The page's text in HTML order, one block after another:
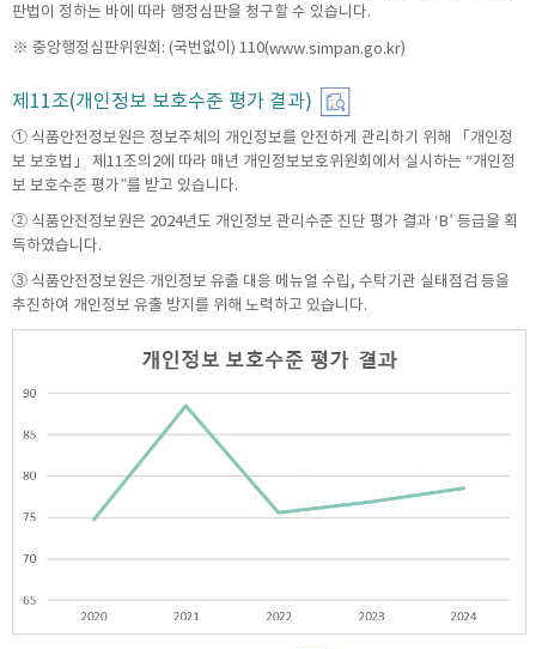
판법이 정하는 바에 따라 행정심판을 청구할 수 있습니다.
※ 중앙행정심판위원회: (국번없이) 110(www.simpan.go.kr)
제11조(개인정보 보호수준 평가 결과)
① 식품안전정보원은 정보주체의 개인정보를 안전하게 관리하기 위해 「개인정
보 보호법」 제11조의2에 따라 매년 개인정보보호위원회에서 실시하는 “개인정
보 보호수준 평가”를 받고 있습니다.
② 식품안전정보원은 2024년도 개인정보 관리수준 진단 평가 결과 ‘B’ 등급을 획
득하였습니다.
③ 식품안전정보원은 개인정보 유출 대응 메뉴얼 수립, 수탁기관 실태점검 등을
추진하여 개인정보 유출 방지를 위해 노력하고 있습니다.